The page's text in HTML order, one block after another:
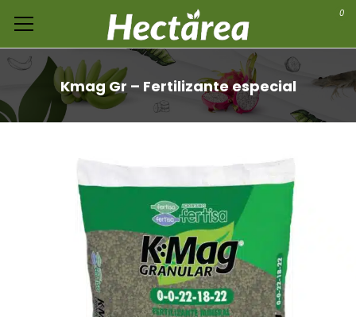
0
Kmag Gr – Fertilizante especial